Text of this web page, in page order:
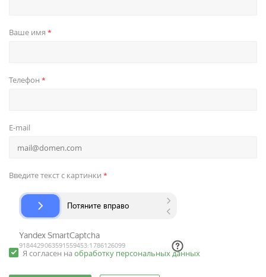
Ваше имя *
Телефон *
E-mail
Введите текст с картинки *
Я согласен на обработку персональных данных